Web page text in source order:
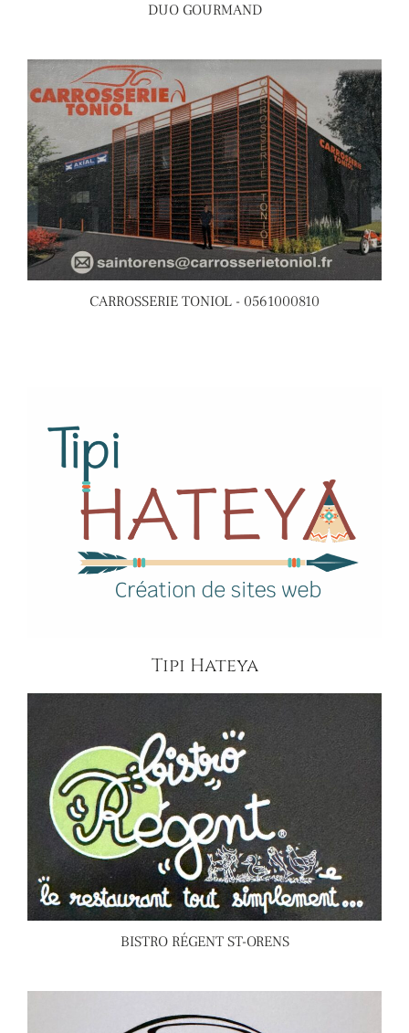
DUO GOURMAND
CARROSSERIE TONIOL - 0561000810
Tipi Hateya
BISTRO RÉGENT ST-ORENS